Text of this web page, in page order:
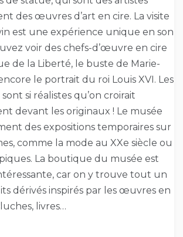
des œuvres d’art en cire. La visite
est une expérience unique en son
voir des chefs-d’œuvre en cire
de la Liberté, le buste de Marie-
le portrait du roi Louis XVI. Les
si réalistes qu’on croirait
devant les originaux ! Le musée
des expositions temporaires sur
comme la mode au XXe siècle ou
La boutique du musée est
car on y trouve tout un
dérivés inspirés par les œuvres en
livres…